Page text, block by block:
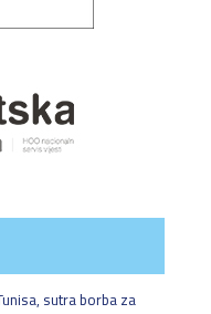
sutra borba za